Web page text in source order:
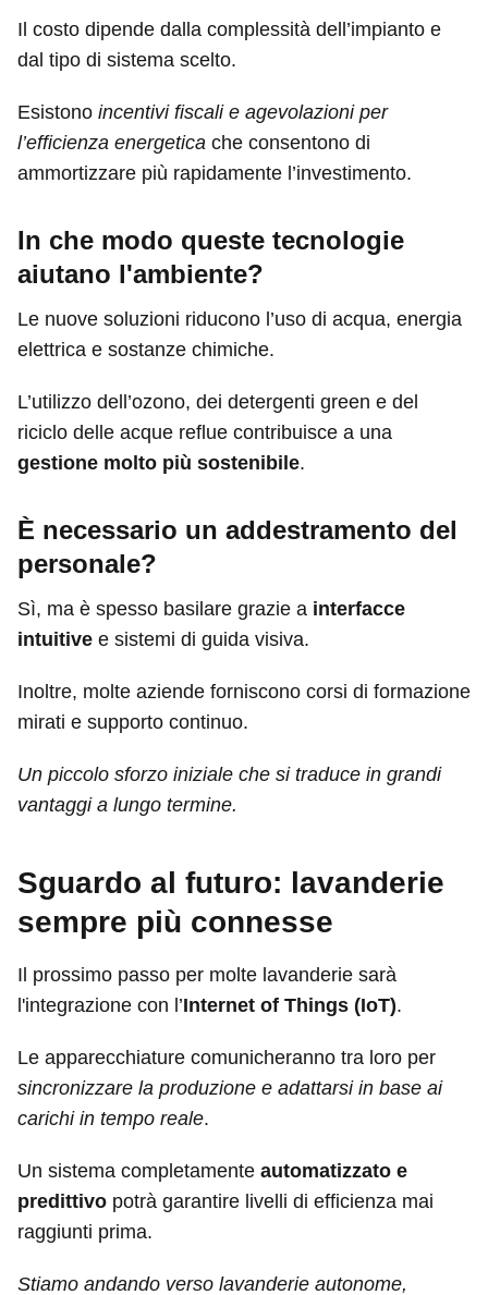
Il costo dipende dalla complessità dell’impianto e
dal tipo di sistema scelto.
Esistono incentivi fiscali e agevolazioni per
l’efficienza energetica che consentono di
ammortizzare più rapidamente l’investimento.
In che modo queste tecnologie
aiutano l'ambiente?
Le nuove soluzioni riducono l’uso di acqua, energia
elettrica e sostanze chimiche.
L’utilizzo dell’ozono, dei detergenti green e del
riciclo delle acque reflue contribuisce a una
gestione molto più sostenibile.
È necessario un addestramento del
personale?
Sì, ma è spesso basilare grazie a interfacce
intuitive e sistemi di guida visiva.
Inoltre, molte aziende forniscono corsi di formazione
mirati e supporto continuo.
Un piccolo sforzo iniziale che si traduce in grandi
vantaggi a lungo termine.
Sguardo al futuro: lavanderie
sempre più connesse
Il prossimo passo per molte lavanderie sarà
l'integrazione con l’Internet of Things (IoT).
Le apparecchiature comunicheranno tra loro per
sincronizzare la produzione e adattarsi in base ai
carichi in tempo reale.
Un sistema completamente automatizzato e
predittivo potrà garantire livelli di efficienza mai
raggiunti prima.
Stiamo andando verso lavanderie autonome,